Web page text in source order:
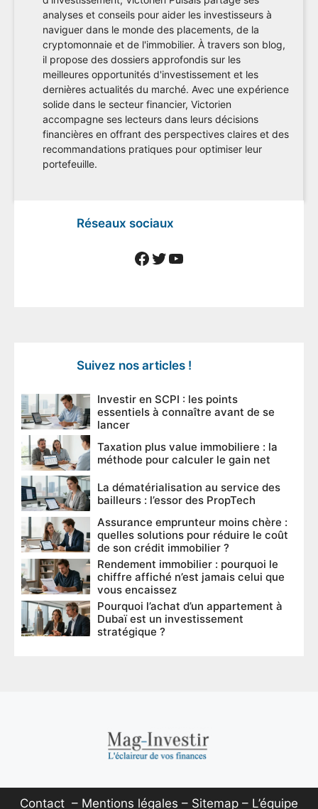
analyses et conseils pour aider les investisseurs à
naviguer dans le monde des placements, de la
cryptomonnaie et de l'immobilier. À travers son blog,
il propose des dossiers approfondis sur les
meilleures opportunités d'investissement et les
dernières actualités du marché. Avec une expérience
solide dans le secteur financier, Victorien
accompagne ses lecteurs dans leurs décisions
financières en offrant des perspectives claires et des
recommandations pratiques pour optimiser leur
portefeuille.
Réseaux sociaux
Facebook
Twitter
YouTube
Suivez nos articles !
Investir en SCPI : les points
essentiels à connaître avant de se
lancer
Taxation plus value immobiliere : la
méthode pour calculer le gain net
La dématérialisation au service des
bailleurs : l’essor des PropTech
Assurance emprunteur moins chère :
quelles solutions pour réduire le coût
de son crédit immobilier ?
Rendement immobilier : pourquoi le
chiffre affiché n’est jamais celui que
vous encaissez
Pourquoi l’achat d’un appartement à
Dubaï est un investissement
stratégique ?
Contact – Mentions légales – Sitemap – L’équipe